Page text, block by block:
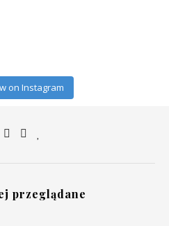
on Instagram
przeglądane